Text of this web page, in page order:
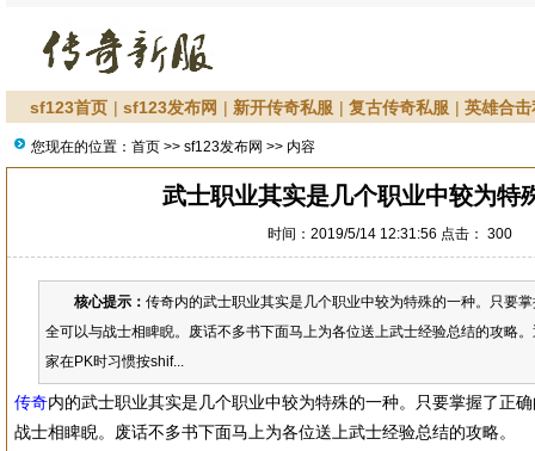
sf123首页 | sf123发布网 | 新开传奇私服 | 复古传奇私服 | 英雄合击
您现在的位置： 首页 >> sf123发布网 >> 内容
武士职业其实是几个职业中较为特
时间：2019/5/14 12:31:56 点击： 300
核心提示： 传奇内的武士职业其实是几个职业中较为特殊的一种。只要
全可以与战士相睥睨。废话不多书下面马上为各位送上武士经验总结的攻略
家在PK时习惯按shif...
传奇内的武士职业其实是几个职业中较为特殊的一种。只要掌握了正
战士相睥睨。废话不多书下面马上为各位送上武士经验总结的攻略。